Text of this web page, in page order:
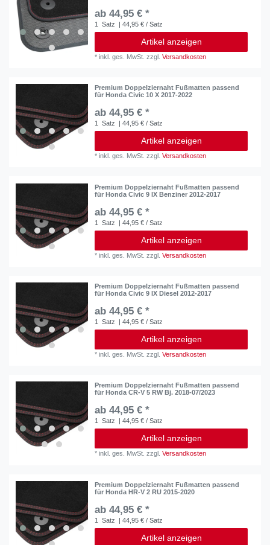
ab 44,95 € *
1 Satz | 44,95 € / Satz
Artikel anzeigen
*inkl. ges. MwSt. zzgl.Versandkosten
Premium Doppelziernaht Fußmatten passend
für Honda Civic 10 X 2017-2022
ab 44,95 € *
1 Satz | 44,95 € / Satz
Artikel anzeigen
*inkl. ges. MwSt. zzgl.Versandkosten
Premium Doppelziernaht Fußmatten passend
für Honda Civic 9 IX Benziner 2012-2017
ab 44,95 € *
1 Satz | 44,95 € / Satz
Artikel anzeigen
*inkl. ges. MwSt. zzgl.Versandkosten
Premium Doppelziernaht Fußmatten passend
für Honda Civic 9 IX Diesel 2012-2017
ab 44,95 € *
1 Satz | 44,95 € / Satz
Artikel anzeigen
*inkl. ges. MwSt. zzgl.Versandkosten
Premium Doppelziernaht Fußmatten passend
für Honda CR-V 5 RW Bj. 2018-07/2023
ab 44,95 € *
1 Satz | 44,95 € / Satz
Artikel anzeigen
*inkl. ges. MwSt. zzgl.Versandkosten
Premium Doppelziernaht Fußmatten passend
für Honda HR-V 2 RU 2015-2020
ab 44,95 € *
1 Satz | 44,95 € / Satz
Artikel anzeigen